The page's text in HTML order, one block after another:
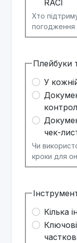
RACI
Хто
погодження
Плейбуки
У
чек-
Чи
кроки для
Кілька